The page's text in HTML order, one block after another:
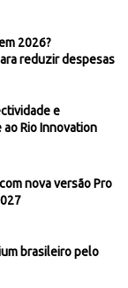
2026?
reduzir despesas
e
Rio Innovation
nova versão Pro
brasileiro pelo